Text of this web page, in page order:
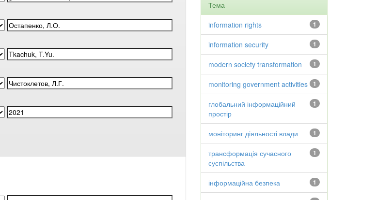
Тема
1
information rights
1
information security
1
modern society transformation
1
monitoring government activities
1
глобальний інформаційний
простір
1
моніторинг діяльності влади
1
трансформація сучасного
суспільства
1
інформаційна безпека